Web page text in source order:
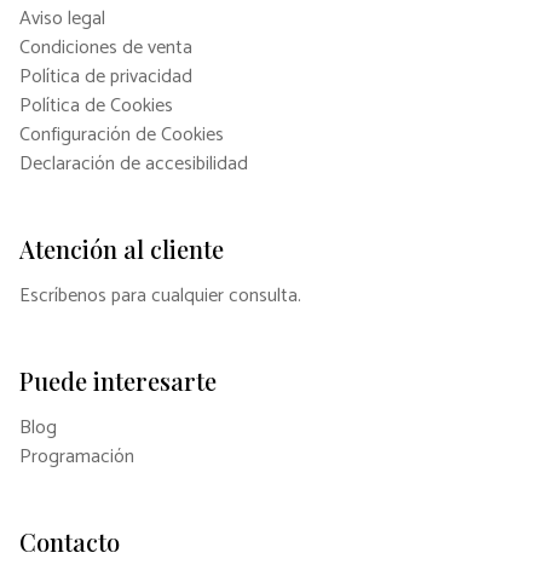
Aviso legal
Condiciones de venta
Política de privacidad
Política de Cookies
Configuración de Cookies
Declaración de accesibilidad
Atención al cliente
Escríbenos para cualquier consulta.
Puede interesarte
Blog
Programación
Contacto